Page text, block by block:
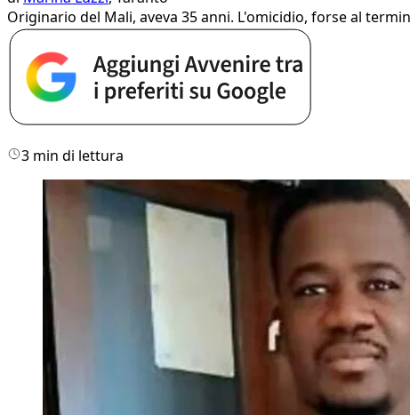
Originario del Mali, aveva 35 anni. L'omicidio, forse al
3 min di lettura